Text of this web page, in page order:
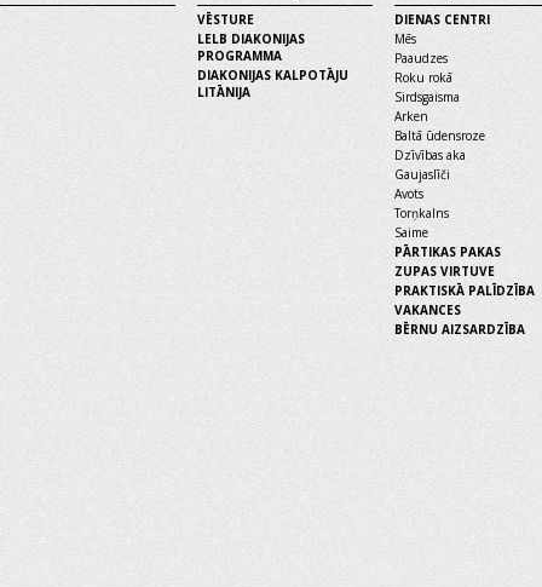
VĒSTURE
LELB DIAKONIJAS
PROGRAMMA
DIAKONIJAS KALPOTĀJU
LITĀNIJA
DIENAS CENTRI
Mēs
Paaudzes
Roku rokā
Sirdsgaisma
Arken
Baltā ūdensroze
Dzīvības aka
Gaujaslīči
Avots
Torņkalns
Saime
PĀRTIKAS PAKAS
ZUPAS VIRTUVE
PRAKTISKĀ PALĪDZĪBA
VAKANCES
BĒRNU AIZSARDZĪBA